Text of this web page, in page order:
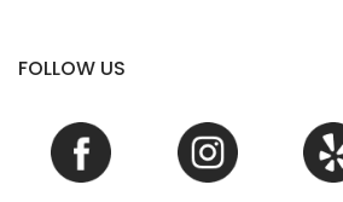
FOLLOW US